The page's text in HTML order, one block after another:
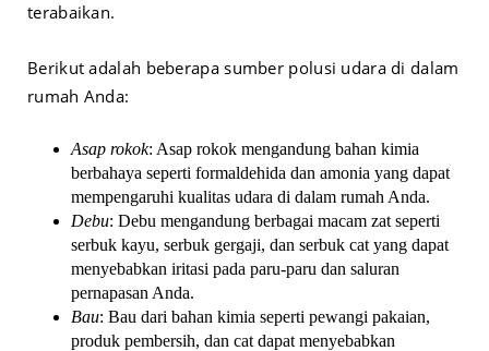
terabaikan.
Berikut adalah beberapa sumber polusi udara di dalam
rumah Anda:
Asap rokok: Asap rokok mengandung bahan kimia
berbahaya seperti formaldehida dan amonia yang dapat
mempengaruhi kualitas udara di dalam rumah Anda.
Debu: Debu mengandung berbagai macam zat seperti
serbuk kayu, serbuk gergaji, dan serbuk cat yang dapat
menyebabkan iritasi pada paru-paru dan saluran
pernapasan Anda.
Bau: Bau dari bahan kimia seperti pewangi pakaian,
produk pembersih, dan cat dapat menyebabkan